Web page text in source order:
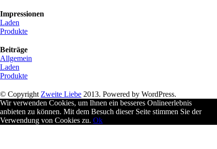
Impressionen
Laden
Produkte
Beiträge
Allgemein
Laden
Produkte
© Copyright Zweite Liebe 2013. Powered by WordPress.
Wir verwenden Cookies, um Ihnen ein besseres Onlineerlebnis
anbieten zu können. Mit dem Besuch dieser Seite stimmen Sie der
Verwendung von Cookies zu. Ok